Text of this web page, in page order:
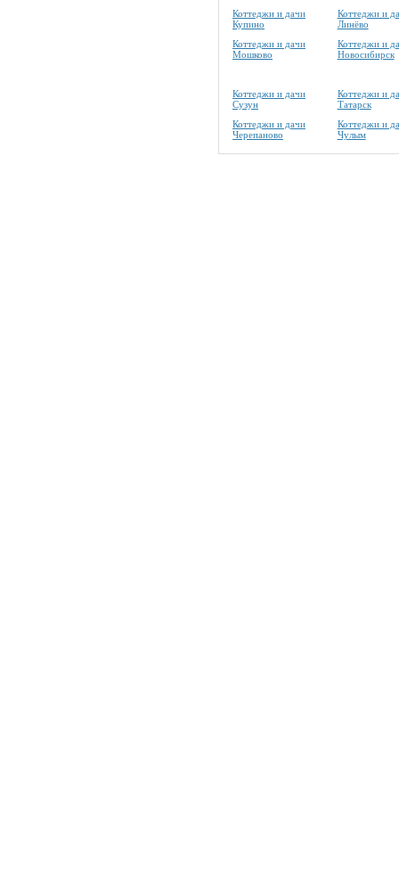
Коттеджи и дачи
Купино
Коттеджи и
Линёво
Коттеджи и дачи
Мошково
Коттеджи и
Новосибирск
Коттеджи и дачи
Сузун
Коттеджи и
Татарск
Коттеджи и дачи
Черепаново
Коттеджи и
Чулым